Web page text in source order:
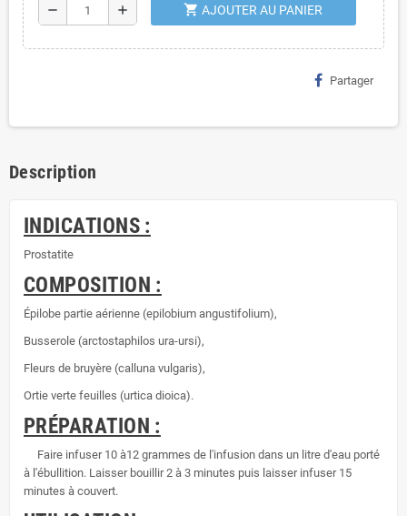
remove add shopping_cart AJOUTER AU PANIER
Partager
Description
INDICATIONS :
Prostatite
COMPOSITION :
Épilobe partie aérienne (epilobium angustifolium),
Busserole (arctostaphilos ura-ursi),
Fleurs de bruyère (calluna vulgaris),
Ortie verte feuilles (urtica dioica).
PRÉPARATION :
Faire infuser 10 à12 grammes de l'infusion dans un litre d'eau porté
à l'ébullition. Laisser bouillir 2 à 3 minutes puis laisser infuser 15
minutes à couvert.